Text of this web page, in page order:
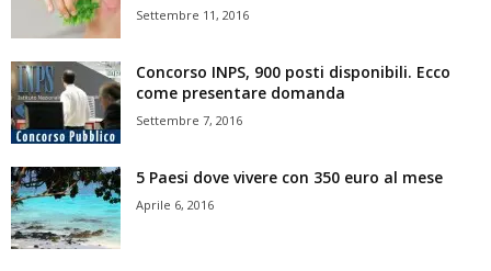
Settembre 11, 2016
Concorso INPS, 900 posti disponibili. Ecco
come presentare domanda
Settembre 7, 2016
5 Paesi dove vivere con 350 euro al mese
Aprile 6, 2016